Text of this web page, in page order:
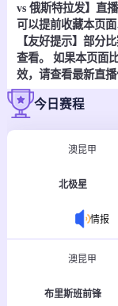
vs 俄斯特拉发】直
可以提前收藏本页面
【友好提示】部分
查看。 如果本页面
效，请查看最新直播
今日赛程
澳昆甲
北极星
情报
澳昆甲
布里斯班前锋